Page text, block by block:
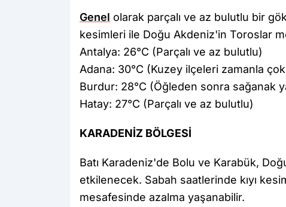
Genel olarak parçalı ve az bulutlu bir
kesimleri ile Doğu Akdeniz'in Toroslar
Antalya: 26°C (Parçalı ve az bulutlu)
Adana: 30°C (Kuzey ilçeleri zamanla
Burdur: 28°C (Öğleden sonra sağanak
Hatay: 27°C (Parçalı ve az bulutlu)
KARADENİZ BÖLGESİ
Batı Karadeniz'de Bolu ve Karabük,
etkilenecek. Sabah saatlerinde kıyı
mesafesinde azalma yaşanabilir.